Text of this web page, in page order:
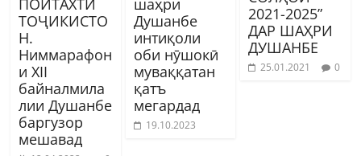
ТОҶИКИСТО
Н.
Ниммарафон
и XII
байналмила
лии Душанбе
баргузор
мешавад
Душанбе
интиқоли
оби нӯшокӣ
муваққатан
қатъ
мегардад
19.10.2023
2021-2025”
ДАР ШАҲРИ
ДУШАНБЕ
25.01.2021 0